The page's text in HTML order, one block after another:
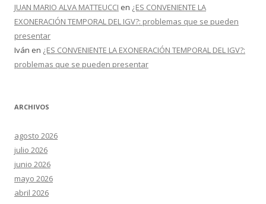
JUAN MARIO ALVA MATTEUCCI en ¿ES CONVENIENTE LA
EXONERACIÓN TEMPORAL DEL IGV?: problemas que se pueden
presentar
Iván en ¿ES CONVENIENTE LA EXONERACIÓN TEMPORAL DEL IGV?:
problemas que se pueden presentar
ARCHIVOS
agosto 2026
julio 2026
junio 2026
mayo 2026
abril 2026